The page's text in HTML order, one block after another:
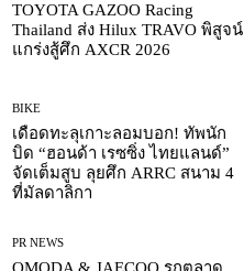
TOYOTA GAZOO Racing
Thailand ส่ง Hilux TRAVO พิสูจน์
แกร่งสู้ศึก AXCR 2026
BIKE
เดือดทะลุเกาะลอมบอก! ทัพนัก
บิด “ฮอนด้า เรซซิ่ง ไทยแลนด์”
จัดเต็มสูบ ลุยศึก ARRC สนาม 4
ที่มัลดาลิกา
PR NEWS
OMODA & JAECOO รุกตลาด